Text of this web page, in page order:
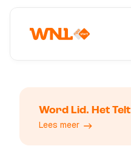
Word Lid. Het Telt
Lees meer